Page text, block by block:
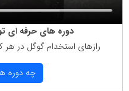
دوره های حرفه ای
رازهای استخدام گوگل در هر
چه دوره